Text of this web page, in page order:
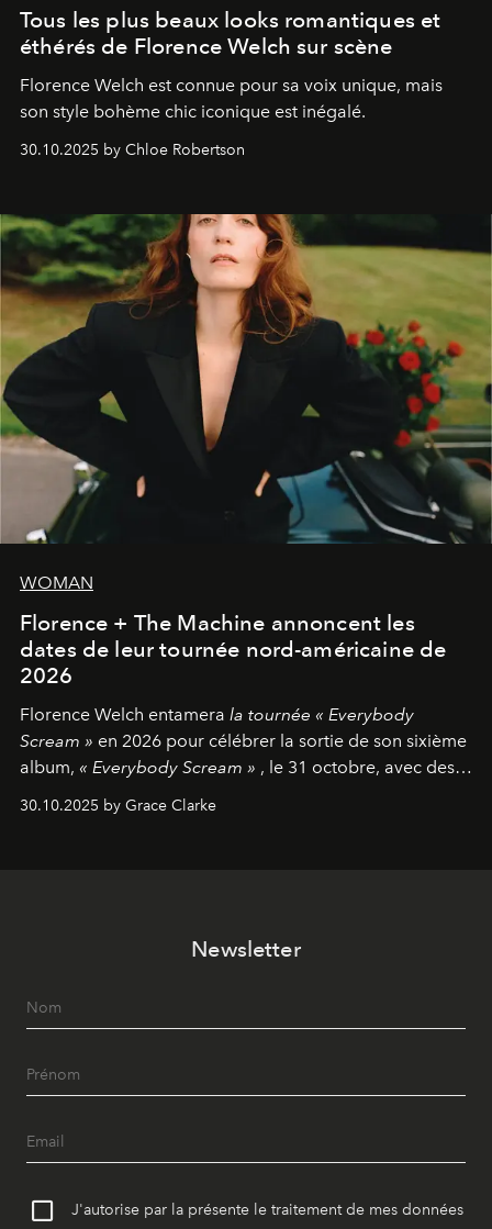
Tous les plus beaux looks romantiques et
éthérés de Florence Welch sur scène
Florence Welch est connue pour sa voix unique, mais
son style bohème chic iconique est inégalé.
30.10.2025 by Chloe Robertson
WOMAN
Florence + The Machine annoncent les
dates de leur tournée nord-américaine de
2026
Florence Welch entamera la tournée « Everybody
Scream » en 2026 pour célébrer la sortie de son sixième
album, « Everybody Scream » , le 31 octobre, avec des
dates nord-américaines débutant en avril prochain.
30.10.2025 by Grace Clarke
Newsletter
J'autorise par la présente le traitement de mes données